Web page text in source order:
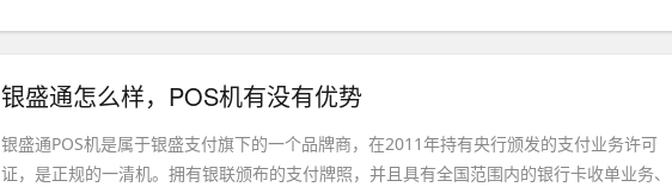
银盛通怎么样，POS机有没有优势
银盛通POS机是属于银盛支付旗下的一个品牌商，在2011年持有央行颁发的支付业务许可
证，是正规的一清机。拥有银联颁布的支付牌照，并且具有全国范围内的银行卡收单业务、